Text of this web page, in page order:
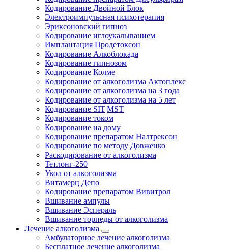
Кодирование Двойной Блок
Электроимпульсная психотерапия
Эриксоновский гипноз
Кодирование иглоукалыванием
Имплантация Продетоксон
Кодирование Алкоблокада
Кодирование гипнозом
Кодирование Колме
Кодирование от алкоголизма Актоплекс
Кодирование от алкоголизма на 3 года
Кодирование от алкоголизма на 5 лет
Кодирование SIT|MST
Кодирование током
Кодирование на дому
Кодирование препаратом Налтрексон
Кодирование по методу Довженко
Раскодирование от алкоголизма
Тетлонг-250
Укол от алкоголизма
Витамерц Депо
Кодирование препаратом Вивитрол
Вшивание ампулы
Вшивание Эспераль
Вшивание торпеды от алкоголизма
Лечение алкоголизма
Амбулаторное лечение алкоголизма
Бесплатное лечение алкоголизма